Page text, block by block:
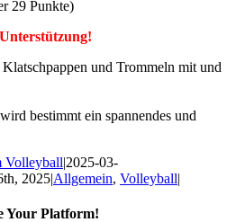
Punkte)
und Trommeln mit und
ein spannendes und
Volleyball|2025-03-
2025|Allgemein, Volleyball|
Your Platform!